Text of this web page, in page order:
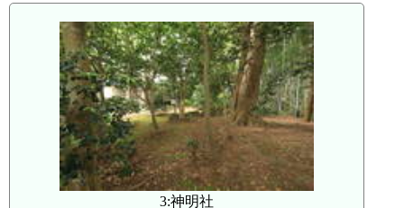
3:神明社